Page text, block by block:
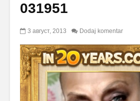
031951
3 август, 2013 Dodaj komentar